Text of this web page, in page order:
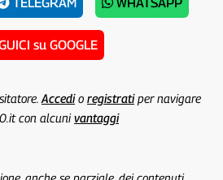
su GOOGLE
Accedio registratiper navigare
con alcunivantaggi